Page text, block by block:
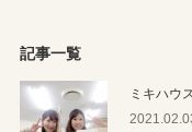
記事一覧
ミキハウ